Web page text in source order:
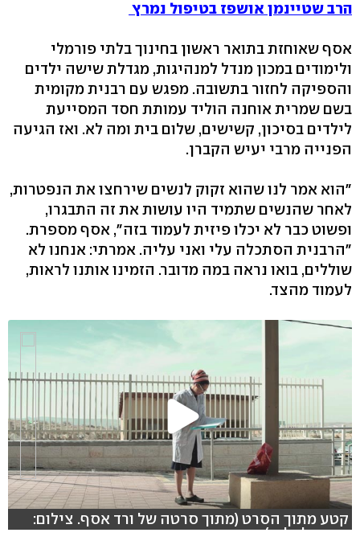
הרב שטיינמן אושפז בטיפול נמרץ
אסף שאוחזת בתואר ראשון בחינוך בלתי פורמלי
ולימודים במכון מנדל למנהיגות, מגדלת שישה ילדים
והספיקה לחזור בתשובה. מפגש עם רבנית מקומית
בשם שמרית אוחנה הוליד עמותת חסד המסייעת
לילדים בסיכון, קשישים, שלום בית ומה לא. ואז הגיעה
הפנייה מרבי יעיש הקברן.
"הוא אמר לנו שהוא זקוק לנשים שירחצו את הנפטרות,
לאחר שהנשים שתמיד היו עושות את זה התבגרו,
ופשוט כבר לא יכלו פיזית לעמוד בזה", אסף מספרת.
"הרבנית הסתכלה עלי ואני עליה. אמרתי: אנחנו לא
שוללים, בואו נראה במה מדובר. הזמינו אותנו לראות,
לעמוד מהצד.
קטע מתוך הסרט (מתוך סרטה של ורד אסף. צילום:
רובי אלמליח)